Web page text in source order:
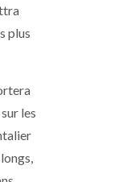
plus
les